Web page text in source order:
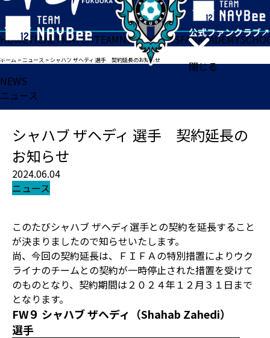
閉じる
HOMETICKETMATCHTEAMNEWSGOODSFANACADEMY
ホーム >ニュース > シャハブ ザヘディ 選手 契約延長のお知らせ
NEWS
ニュース
シャハブ ザヘディ 選手 契約延長の
お知らせ
2024.06.04
ニュース
このたびシャハブ ザヘディ選手との契約を延長すること
が決まりましたので知らせいたします。
尚、今回の契約延長は、ＦＩＦＡの特別措置によりウク
ライナのチームとの契約が一時停止された措置を受けて
のものとなり、契約期間は２０２４年１２月３１日まで
となります。
FW９ シャハブ ザヘディ（Shahab Zahedi）
選手